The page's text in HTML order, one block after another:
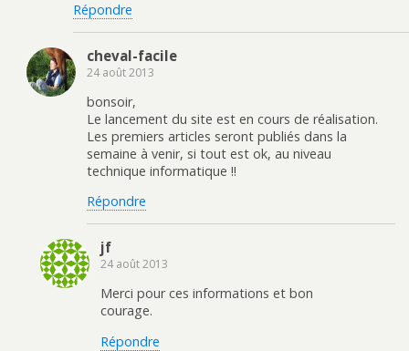
Répondre
cheval-facile
24 août 2013
bonsoir,
Le lancement du site est en cours de réalisation.
Les premiers articles seront publiés dans la
semaine à venir, si tout est ok, au niveau
technique informatique !!
Répondre
jf
24 août 2013
Merci pour ces informations et bon
courage.
Répondre